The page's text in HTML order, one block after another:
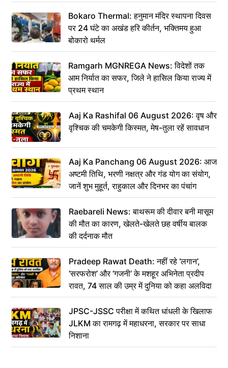
Bokaro Thermal: हनुमान मंदिर स्थापना दिवस
पर 24 घंटे का अखंड हरि कीर्तन, भक्तिमय हुआ
बोकारो थर्मल
Ramgarh MGNREGA News: विदेशों तक
आम निर्यात का सफर, जिले ने हासिल किया राज्य में
प्रथम स्थान
Aaj Ka Rashifal 06 August 2026: वृष और
वृश्चिक की चमकेगी किस्मत, मेष-तुला रहें सावधान
Aaj Ka Panchang 06 August 2026: आज
अष्टमी तिथि, भरणी नक्षत्र और गंड योग का संयोग,
जानें शुभ मुहूर्त, राहुकाल और दिनभर का पंचांग
Raebareli News: बाथरूम की दीवार बनी मासूम
की मौत का कारण, खेलते-खेलते छह वर्षीय बालक
की दर्दनाक मौत
Pradeep Rawat Death: नहीं रहे ‘लगान’,
‘सरफरोश’ और ‘गजनी’ के मशहूर अभिनेता प्रदीप
रावत, 74 साल की उम्र में दुनिया को कहा अलविदा
JPSC-JSSC परीक्षा में कथित धांधली के खिलाफ
JLKM का रामगढ़ में महाधरना, सरकार पर साधा
निशाना